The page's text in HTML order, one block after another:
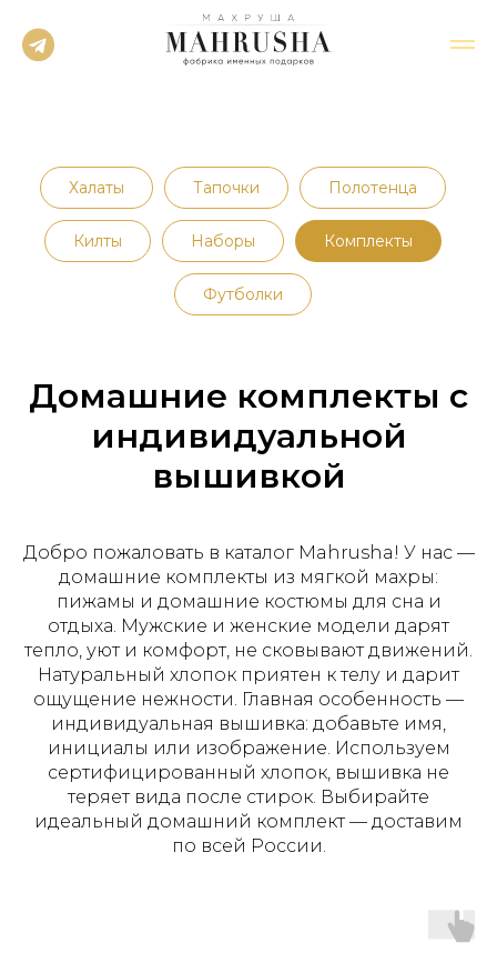
Халаты Тапочки Полотенца
Килты Наборы Комплекты
Футболки
Домашние комплекты с
индивидуальной
вышивкой
Добро пожаловать в каталог Mahrusha! У нас —
домашние комплекты из мягкой махры:
пижамы и домашние костюмы для сна и
отдыха. Мужские и женские модели дарят
тепло, уют и комфорт, не сковывают движений.
Натуральный хлопок приятен к телу и дарит
ощущение нежности. Главная особенность —
индивидуальная вышивка: добавьте имя,
инициалы или изображение. Используем
сертифицированный хлопок, вышивка не
теряет вида после стирок. Выбирайте
идеальный домашний комплект — доставим
по всей России.